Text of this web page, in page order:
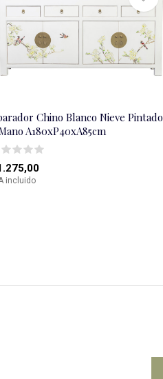
Chino Blanco Nieve Pintado
A180xP40xA85cm
incluido